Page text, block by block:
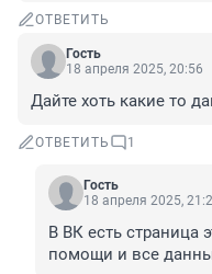
ОТВЕТИТЬ
Гость
18 апреля 2025, 20:56
Дайте хоть какие то
ОТВЕТИТЬ 1
Гость
18 апреля 2025,
В ВК есть страница
помощи и все